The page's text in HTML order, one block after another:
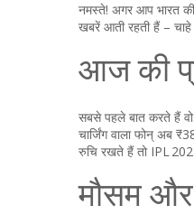
नमस्ते! अगर आप भारत
खबरें आती रहती हैं – चाहे
आज की
सबसे पहले बात करते हैं
चार्जिंग वाला फोन् अब
रुचि रखते हैं तो IPL
मौसम